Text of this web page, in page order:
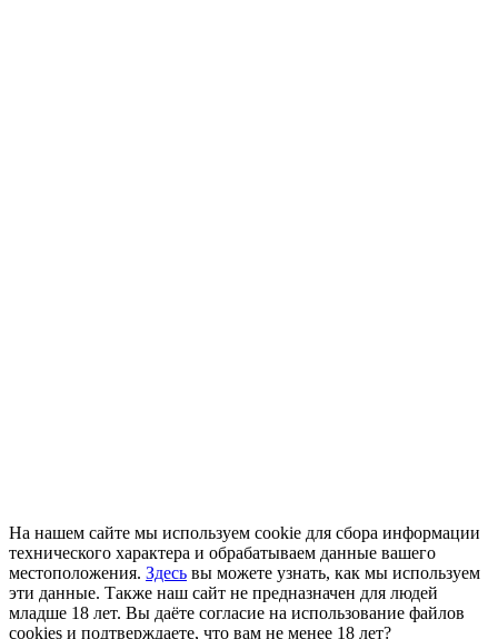
На нашем сайте мы используем cookie для сбора информации
технического характера и обрабатываем данные вашего
местоположения. Здесь вы можете узнать, как мы используем
эти данные. Также наш сайт не предназначен для людей
младше 18 лет. Вы даёте согласие на использование файлов
cookies и подтверждаете, что вам не менее 18 лет?